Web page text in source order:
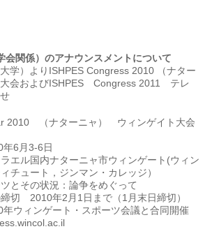
会関係）のアナウンスメントについて
学）よりISHPES Congress 2010 （ナター
大会およびISHPES Congress 2011 テレ
2010 （ナターニャ） ウィンゲイト大会
6月3-6日
ル国内ナターニャ市ウィンゲート(ウィン
チュート，ジンマン・カレッジ）
とその状況：論争をめぐって
切 2010年2月1日まで（1月末日締切）
ィンゲート・スポーツ会議と合同開催